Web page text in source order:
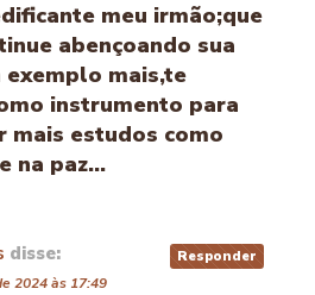
meu irmão;que
abençoando sua
exemplo mais,te
instrumento para
mais estudos como
na paz…
disse:
2024 às 17:49
Responder